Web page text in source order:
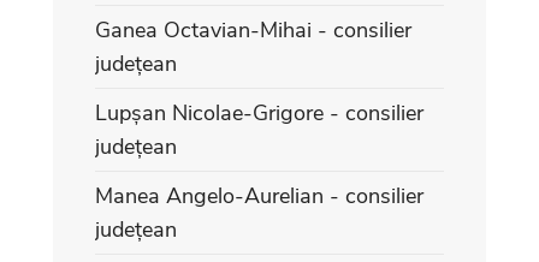
Ganea Octavian-Mihai - consilier
județean
Lupșan Nicolae-Grigore - consilier
județean
Manea Angelo-Aurelian - consilier
județean